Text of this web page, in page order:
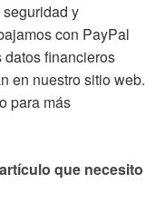
y
con PayPal
datos financieros
en nuestro sitio web.
para más
que necesito